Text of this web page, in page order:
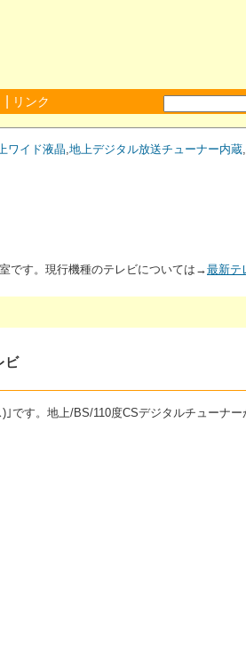
リンク
ワイド液晶,地上デジタル放送チューナー内蔵,
です。現行機種のテレビについては→最新テ
ビ
です。地上/BS/110度CSデジタルチューナ